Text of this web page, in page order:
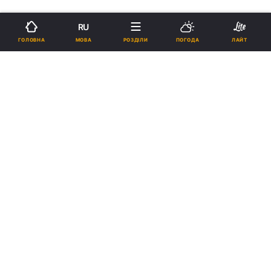
ГОЛОВНА
RU
МОВА РОЗДІЛИ ПОГОДА ЛАЙТ